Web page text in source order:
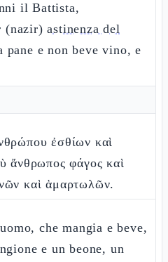
il Battista,
(nazir)astinenza del
pane e non beve vino, e
ἐσθίων καὶ
ἄνθρωπος φάγος καὶ
καὶ ἁμαρτωλῶν.
che mangia e beve,
e un beone, un